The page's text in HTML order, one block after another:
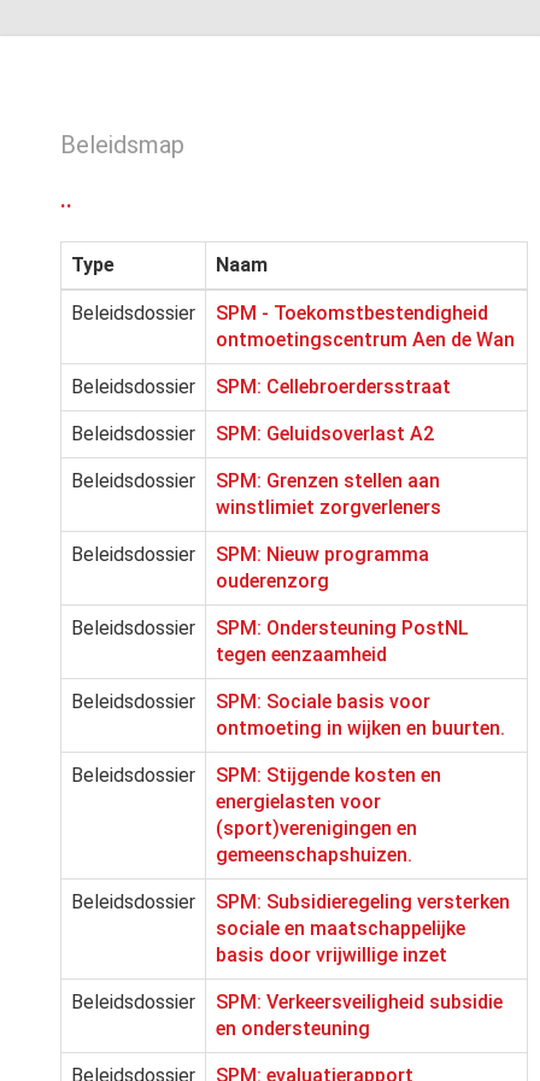
Beleidsmap
..
Type Naam
Beleidsdossier
SPM - Toekomstbestendigheid
ontmoetingscentrum Aen de Wan
Beleidsdossier SPM: Cellebroerdersstraat
Beleidsdossier SPM: Geluidsoverlast A2
Beleidsdossier
SPM: Grenzen stellen aan
winstlimiet zorgverleners
Beleidsdossier
SPM: Nieuw programma
ouderenzorg
Beleidsdossier
SPM: Ondersteuning PostNL
tegen eenzaamheid
Beleidsdossier
SPM: Sociale basis voor
ontmoeting in wijken en buurten.
Beleidsdossier
SPM: Stijgende kosten en
energielasten voor
(sport)verenigingen en
gemeenschapshuizen.
Beleidsdossier
SPM: Subsidieregeling versterken
sociale en maatschappelijke
basis door vrijwillige inzet
Beleidsdossier
SPM: Verkeersveiligheid subsidie
en ondersteuning
Beleidsdossier SPM: evaluatierapport